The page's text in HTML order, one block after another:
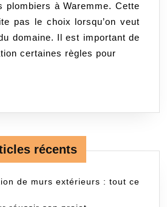
plombier
à
Waremme
?
pas le choix lorsqu’on veut
domaine. Il est important de
certaines règles pour
récents
de murs extérieurs : tout ce